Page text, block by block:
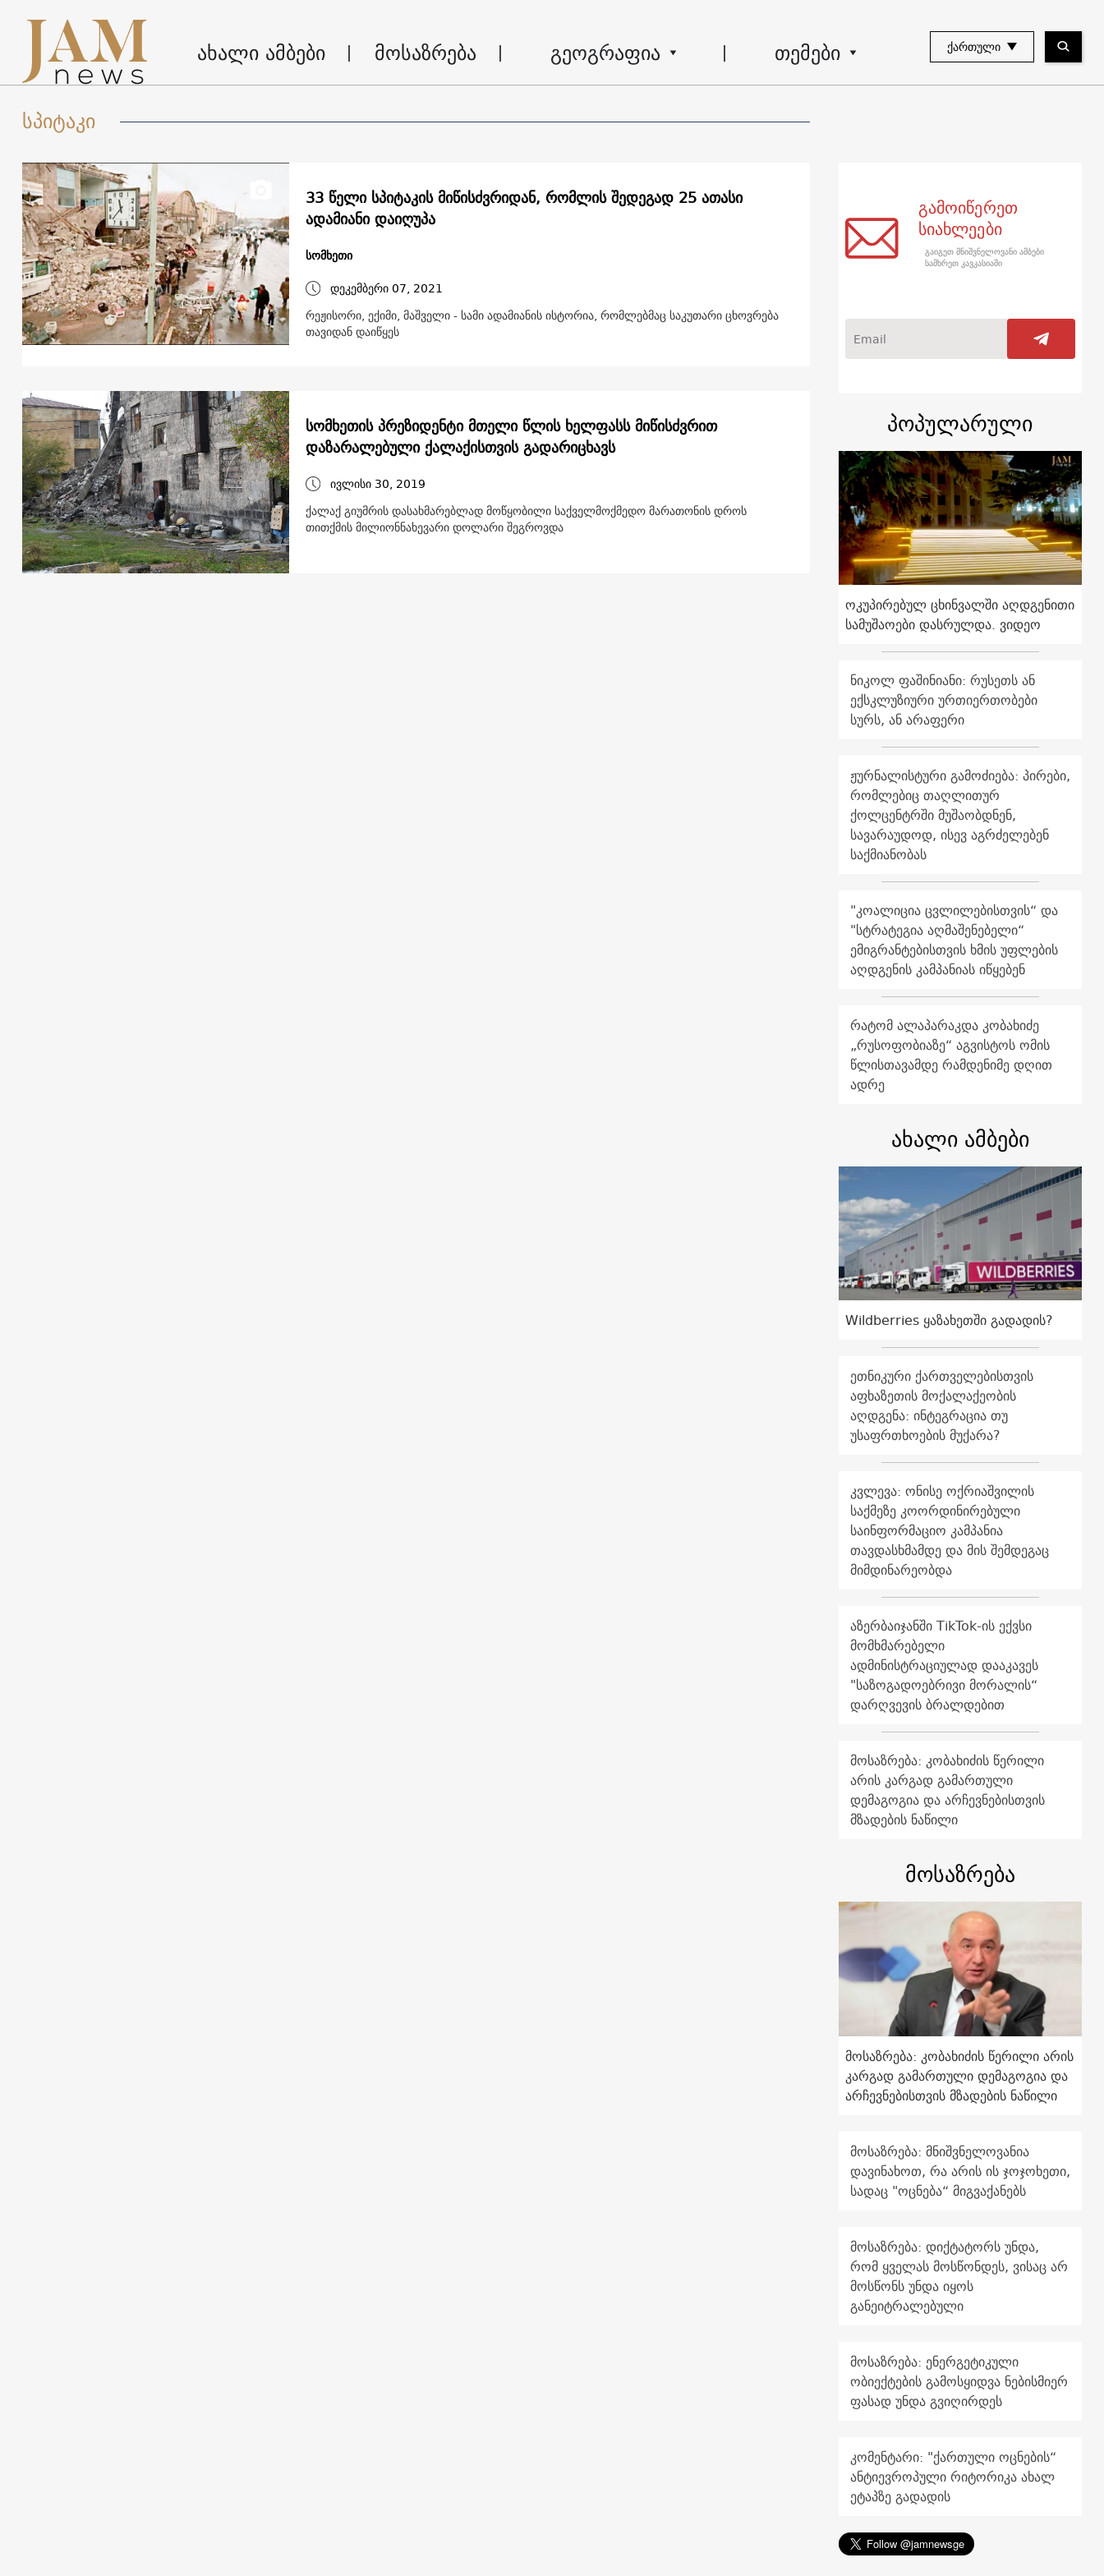
ახალი ამბები მოსაზრება გეოგრაფია თემები ᲥᲐᲠᲗᲣᲚᲘ
სპიტაკი
33 წელი სპიტაკის მიწისძვრიდან, რომლის შედეგად 25 ათასი
ადამიანი დაიღუპა
სომხეთი
დეკემბერი 07, 2021
რეჟისორი, ექიმი, მაშველი - სამი ადამიანის ისტორია, რომლებმაც საკუთარი ცხოვრება
თავიდან დაიწყეს
სომხეთის პრეზიდენტი მთელი წლის ხელფასს მიწისძვრით
დაზარალებული ქალაქისთვის გადარიცხავს
ივლისი 30, 2019
ქალაქ გიუმრის დასახმარებლად მოწყობილი საქველმოქმედო მარათონის დროს
თითქმის მილიონნახევარი დოლარი შეგროვდა
გამოიწერეთ
სიახლეები
გაიგეთ მნიშვნელოვანი ამბები
სამხრეთ კავკასიაში
პოპულარული
ოკუპირებულ ცხინვალში აღდგენითი
სამუშაოები დასრულდა. ვიდეო
ნიკოლ ფაშინიანი: რუსეთს ან
ექსკლუზიური ურთიერთობები
სურს, ან არაფერი
ჟურნალისტური გამოძიება: პირები,
რომლებიც თაღლითურ
ქოლცენტრში მუშაობდნენ,
სავარაუდოდ, ისევ აგრძელებენ
საქმიანობას
"კოალიცია ცვლილებისთვის“ და
"სტრატეგია აღმაშენებელი“
ემიგრანტებისთვის ხმის უფლების
აღდგენის კამპანიას იწყებენ
რატომ ალაპარაკდა კობახიძე
„რუსოფობიაზე“ აგვისტოს ომის
წლისთავამდე რამდენიმე დღით
ადრე
ახალი ამბები
Wildberries ყაზახეთში გადადის?
ეთნიკური ქართველებისთვის
აფხაზეთის მოქალაქეობის
აღდგენა: ინტეგრაცია თუ
უსაფრთხოების მუქარა?
კვლევა: ონისე ოქრიაშვილის
საქმეზე კოორდინირებული
საინფორმაციო კამპანია
თავდასხმამდე და მის შემდეგაც
მიმდინარეობდა
აზერბაიჯანში TikTok-ის ექვსი
მომხმარებელი
ადმინისტრაციულად დააკავეს
"საზოგადოებრივი მორალის“
დარღვევის ბრალდებით
მოსაზრება: კობახიძის წერილი
არის კარგად გამართული
დემაგოგია და არჩევნებისთვის
მზადების ნაწილი
მოსაზრება
მოსაზრება: კობახიძის წერილი არის
კარგად გამართული დემაგოგია და
არჩევნებისთვის მზადების ნაწილი
მოსაზრება: მნიშვნელოვანია
დავინახოთ, რა არის ის ჯოჯოხეთი,
სადაც "ოცნება“ მიგვაქანებს
მოსაზრება: დიქტატორს უნდა,
რომ ყველას მოსწონდეს, ვისაც არ
მოსწონს უნდა იყოს
განეიტრალებული
მოსაზრება: ენერგეტიკული
ობიექტების გამოსყიდვა ნებისმიერ
ფასად უნდა გვიღირდეს
კომენტარი: "ქართული ოცნების“
ანტიევროპული რიტორიკა ახალ
ეტაპზე გადადის